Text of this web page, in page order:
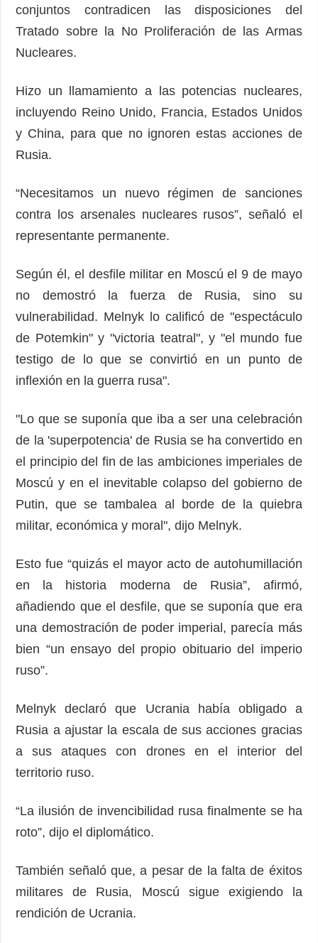
conjuntos contradicen las disposiciones del
Tratado sobre la No Proliferación de las Armas
Nucleares.
Hizo un llamamiento a las potencias nucleares,
incluyendo Reino Unido, Francia, Estados Unidos
y China, para que no ignoren estas acciones de
Rusia.
“Necesitamos un nuevo régimen de sanciones
contra los arsenales nucleares rusos”, señaló el
representante permanente.
Según él, el desfile militar en Moscú el 9 de mayo
no demostró la fuerza de Rusia, sino su
vulnerabilidad. Melnyk lo calificó de "espectáculo
de Potemkin" y "victoria teatral", y "el mundo fue
testigo de lo que se convirtió en un punto de
inflexión en la guerra rusa".
"Lo que se suponía que iba a ser una celebración
de la 'superpotencia' de Rusia se ha convertido en
el principio del fin de las ambiciones imperiales de
Moscú y en el inevitable colapso del gobierno de
Putin, que se tambalea al borde de la quiebra
militar, económica y moral", dijo Melnyk.
Esto fue “quizás el mayor acto de autohumillación
en la historia moderna de Rusia”, afirmó,
añadiendo que el desfile, que se suponía que era
una demostración de poder imperial, parecía más
bien “un ensayo del propio obituario del imperio
ruso”.
Melnyk declaró que Ucrania había obligado a
Rusia a ajustar la escala de sus acciones gracias
a sus ataques con drones en el interior del
territorio ruso.
“La ilusión de invencibilidad rusa finalmente se ha
roto”, dijo el diplomático.
También señaló que, a pesar de la falta de éxitos
militares de Rusia, Moscú sigue exigiendo la
rendición de Ucrania.